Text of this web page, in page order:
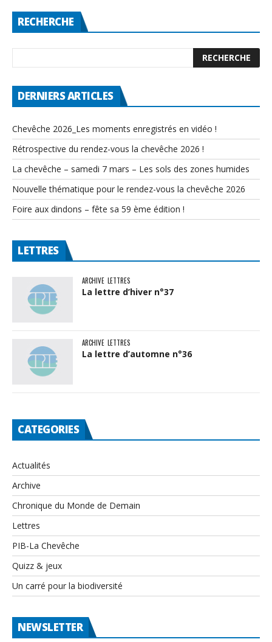
RECHERCHE
DERNIERS ARTICLES
Chevêche 2026_Les moments enregistrés en vidéo !
Rétrospective du rendez-vous la chevêche 2026 !
La chevêche – samedi 7 mars – Les sols des zones humides
Nouvelle thématique pour le rendez-vous la chevêche 2026
Foire aux dindons – fête sa 59 ème édition !
LETTRES
ARCHIVE LETTRES
La lettre d’hiver n°37
ARCHIVE LETTRES
La lettre d’automne n°36
CATEGORIES
Actualités
Archive
Chronique du Monde de Demain
Lettres
PIB-La Chevêche
Quizz & jeux
Un carré pour la biodiversité
NEWSLETTER